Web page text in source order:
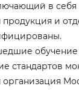
в
и
обучение
стандартов